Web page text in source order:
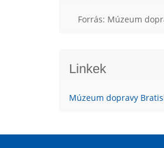
Forrás: Múzeum
Linkek
Múzeum dopravy